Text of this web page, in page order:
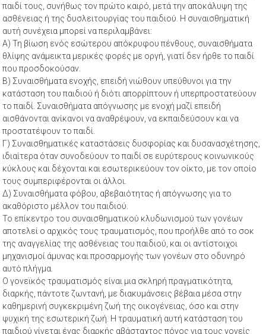
παιδί τους, συνήθως τον πρώτο καιρό, μετά την αποκάλυψη της
ασθένειας ή της δυσλειτουργίας του παιδιού. Η συναισθηματική
αυτή συνέχεια μπορεί να περιλαμβάνει:
Α) Τη βίωση ενός εσώτερου απόκρυφου πένθους, συναισθήματα
θλίψης ανάμεικτα μερικές φορές με οργή, γιατί δεν ήρθε το παιδί
που προσδοκούσαν.
Β) Συναισθήματα ενοχής, επειδή νιώθουν υπεύθυνοι για την
κατάσταση του παιδιού ή διότι απορρίπτουν ή υπερπροστατεύουν
το παιδί. Συναισθήματα απόγνωσης με ενοχή μαζί επειδή
αισθάνονται ανίκανοι να αναθρέψουν, να εκπαιδεύσουν και να
προστατέψουν το παιδί.
Γ) Συναισθηματικές καταστάσεις δυσφορίας και δυσανασχέτησης,
ιδιαίτερα όταν συνοδεύουν το παιδί σε ευρύτερους κοινωνικούς
κύκλους και δέχονται και εσωτερικεύουν τον οίκτο, με τον οποίο
τους συμπεριφέρονται οι άλλοι.
Δ) Συναισθήματα φόβου, αβεβαιότητας ή απόγνωσης για το
ακαθόριστο μέλλον του παιδιού.
Το επίκεντρο του συναισθηματικού κλυδωνισμού των γονέων
αποτελεί ο αρχικός τους τραυματισμός, που προήλθε από το σοκ
της αναγγελίας της ασθένειας του παιδιού, και οι αντίστοιχοι
μηχανισμοί άμυνας και προσαρμογής των γονέων στο οδυνηρό
αυτό πλήγμα.
Ο γονεϊκός τραυματισμός είναι μια σκληρή πραγματικότητα,
διαρκής, πάντοτε ζωντανή, με διακυμάνσεις βέβαια μέσα στην
καθημερινή συγκεκριμένη ζωή της οικογένειας, όσο και στην
ψυχική της εσωτερική ζωή. Η τραυματική αυτή κατάσταση του
παιδιού γίνεται ένας διαρκής αβάσταχτος πόνος για τους γονείς